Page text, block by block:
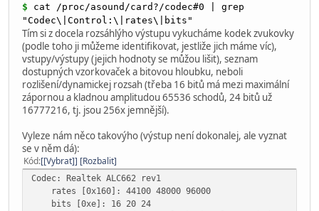
$
cat /proc/asound/card?/codec#0 | grep
"Codec\|Control:\|rates\|bits"
Tím si z docela rozsáhlýho výstupu vykucháme kodek zvukovky
(podle toho ji můžeme identifikovat, jestliže jich máme víc),
vstupy/výstupy (jejich hodnoty se můžou lišit), seznam
dostupných vzorkovaček a bitovou hloubku, neboli
rozlišení/dynamickej rozsah (třeba 16 bitů má mezi maximální
zápornou a kladnou amplitudou 65536 schodů, 24 bitů už
16777216, tj. jsou 256x jemnější).
Vyleze nám něco takovýho (výstup není dokonalej, ale vyznat
se v něm dá):
Kód [Vybrat] Rozbalit
Codec: Realtek ALC662 rev1
rates [0x160]: 44100 48000 96000
bits [0xe]: 16 20 24